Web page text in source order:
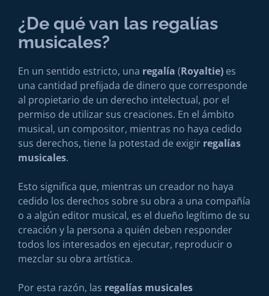
¿De qué van las regalías
musicales?
En un sentido estricto, una regalía (Royaltie) es
una cantidad prefijada de dinero que corresponde
al propietario de un derecho intelectual, por el
permiso de utilizar sus creaciones. En el ámbito
musical, un compositor, mientras no haya cedido
sus derechos, tiene la potestad de exigir regalías
musicales.
Esto significa que, mientras un creador no haya
cedido los derechos sobre su obra a una compañía
o a algún editor musical, es el dueño legítimo de su
creación y la persona a quién deben responder
todos los interesados en ejecutar, reproducir o
mezclar su obra artística.
Por esta razón, las regalías musicales